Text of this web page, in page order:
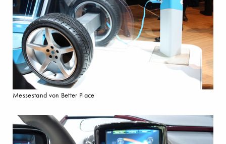
Messestand von Better Place